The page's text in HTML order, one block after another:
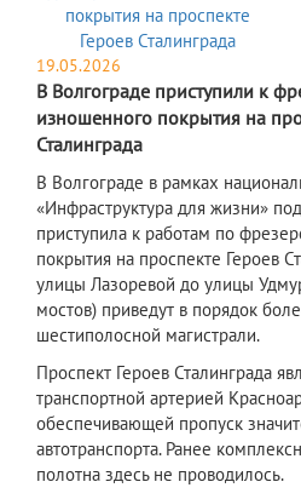
19.05.2026
В Волгограде приступили к
изношенного покрытия на
Сталинграда
В Волгограде в рамках
«Инфраструктура для жизни»
приступила к работам по
покрытия на проспекте Героев
улицы Лазоревой до улицы
мостов) приведут в порядок
шестиполосной магистрали.
Проспект Героев Сталинграда
транспортной артерией
обеспечивающей пропуск
автотранспорта. Ранее
полотна здесь не проводилось.